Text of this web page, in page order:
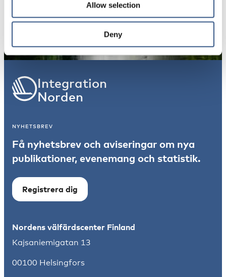
Allow selection
Deny
Prenumerera *Obligatoriskt
Integration
Norden
NYHETSBREV
Få nyhetsbrev och aviseringar om nya
publikationer, evenemang och statistik.
Registrera dig
Nordens välfärdscenter Finland
Kajsaniemigatan 13
00100 Helsingfors